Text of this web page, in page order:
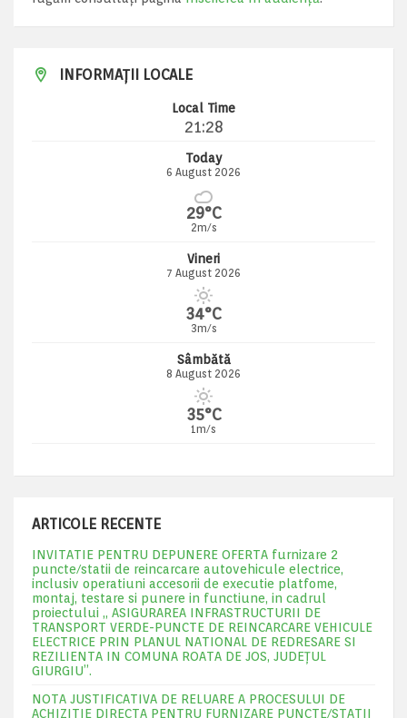
INFORMAȚII LOCALE
Local Time
21:28
Today
6 August 2026
29°C
2m/s
Vineri
7 August 2026
34°C
3m/s
Sâmbătă
8 August 2026
35°C
1m/s
ARTICOLE RECENTE
INVITATIE PENTRU DEPUNERE OFERTA furnizare 2
puncte/statii de reincarcare autovehicule electrice,
inclusiv operatiuni accesorii de executie platfome,
montaj, testare si punere in functiune, in cadrul
proiectului „ ASIGURAREA INFRASTRUCTURII DE
TRANSPORT VERDE-PUNCTE DE REINCARCARE VEHICULE
ELECTRICE PRIN PLANUL NATIONAL DE REDRESARE SI
REZILIENTA IN COMUNA ROATA DE JOS, JUDEŢUL
GIURGIU”.
NOTA JUSTIFICATIVA DE RELUARE A PROCESULUI DE
ACHIZITIE DIRECTA PENTRU FURNIZARE PUNCTE/STATII